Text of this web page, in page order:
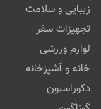
زیبایی و سلامت
تجهیزات سفر
لوازم ورزشی
خانه و آشپزخانه
دکوراسیون